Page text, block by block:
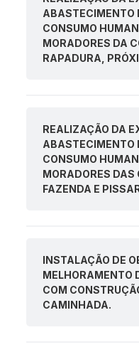
ABASTECIMENTO
CONSUMO
MORADORES DA
RAPADURA,
REALIZAÇÃO DA
ABASTECIMENTO
CONSUMO
MORADORES DAS
FAZENDA E
INSTALAÇÃO DE
MELHORAMENTO
COM
CAMINHADA.